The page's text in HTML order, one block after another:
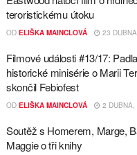
teroristickému útoku
OD ELIŠKA MAINCLOVÁ 23
Filmové události #13/17:
historické minisérie o Marii
skončil Febiofest
OD ELIŠKA MAINCLOVÁ 2 DUBNA,
Soutěž s Homerem, Marge,
Maggie o tři knihy